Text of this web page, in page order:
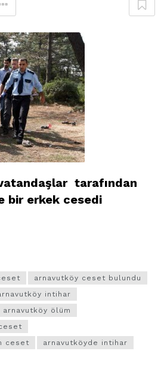
tarafından
bir erkek cesedi
arnavutköy ceset bulundu
intihar
arnavutköy ölüm
ceset
arnavutköyde intihar